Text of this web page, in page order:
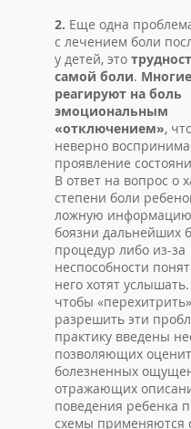
2. Еще одна
с лечением боли
у детей, это
самой боли.
реагируют на боль
эмоциональным
«отключением»,
неверно
проявление
В ответ на вопрос о
степени боли
ложную информацию
боязни дальнейших
процедур либо из-за
неспособности
него хотят
чтобы
разрешить эти
практику введены
позволяющих
бо­лезненных
отражающих
поведения ребенка
схемы применяются